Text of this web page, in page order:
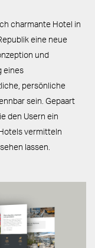
charmante Hotel in
eine neue
und
eines
persönliche
sein. Gepaart
den Usern ein
vermitteln
lassen.